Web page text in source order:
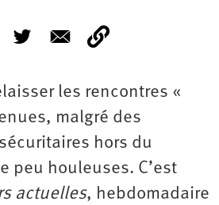
les rencontres «
malgré des
hors du
peu houleuses. C’est
actuelles, hebdomadaire